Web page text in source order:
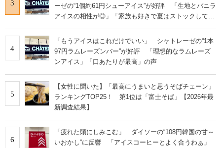
3
ーゼの“1個約61円シューアイス”が好評 「生地とバニラ
アイスの相性が◎」「家族も好きで夏はストックして
4
「もうアイスはこれだけでいい」 シャトレーゼの“1本
97円ラムレーズンバー”が好評 「理想的なラムレーズ
ンアイス」「口あたりが最高」の声
5
【女性に聞いた】「最高にうまいと思うそばチェーン」
ランキングTOP25！ 第1位は「富士そば」【2026年最
新調査結果】
6
「疲れた頭にしみこむ」 ダイソーの“108円韓国の甘～
いおかし”に反響 「アイスコーヒーとよく合うわぁ」